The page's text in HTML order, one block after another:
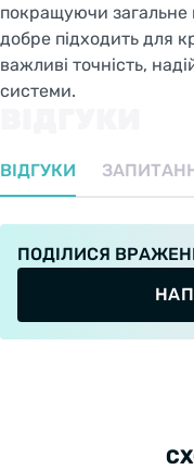
покращуючи загальне
добре підходить для
важливі точність,
системи.
ВІДГУКИ
ПОДІЛИСЯ